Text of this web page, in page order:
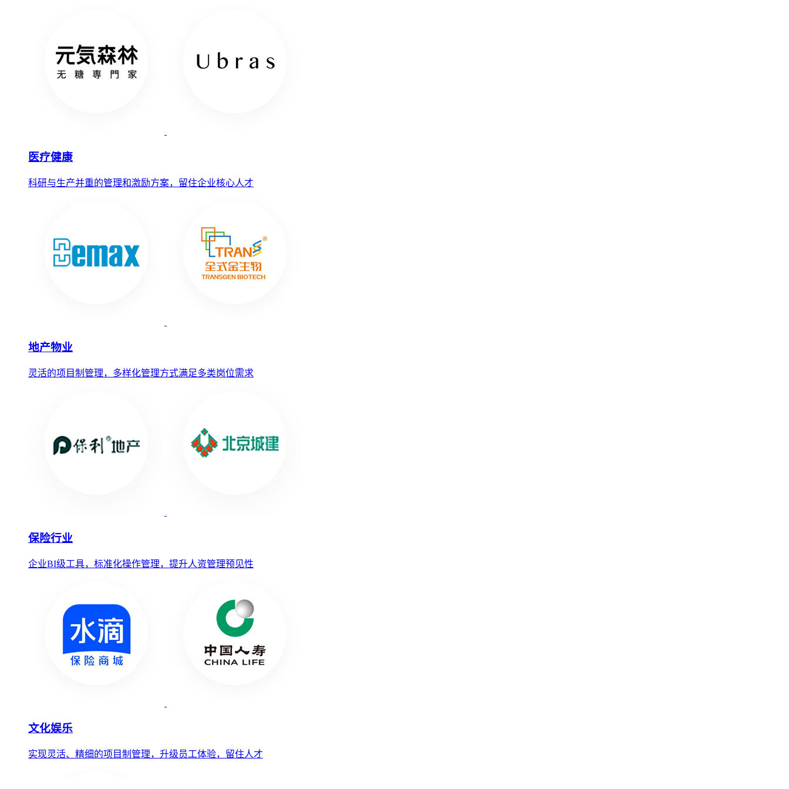
医疗健康
科研与生产并重的管理和激励方案，留住企业核心人才
地产物业
灵活的项目制管理，多样化管理方式满足多类岗位需求
保险行业
企业BI级工具，标准化操作管理，提升人资管理预见性
文化娱乐
实现灵活、精细的项目制管理，升级员工体验，留住人才